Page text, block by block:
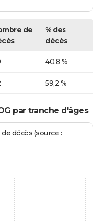
de
% des
décès
40,8 %
59,2 %
par tranche d'âges
décès (source :